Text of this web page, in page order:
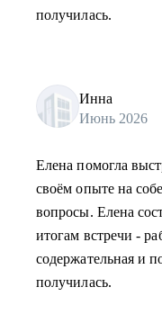
получилась.
Инна
Июнь 2026
Елена помогла
своём опыте на
вопросы. Елена
итогам встречи -
содержательная и
получилась.